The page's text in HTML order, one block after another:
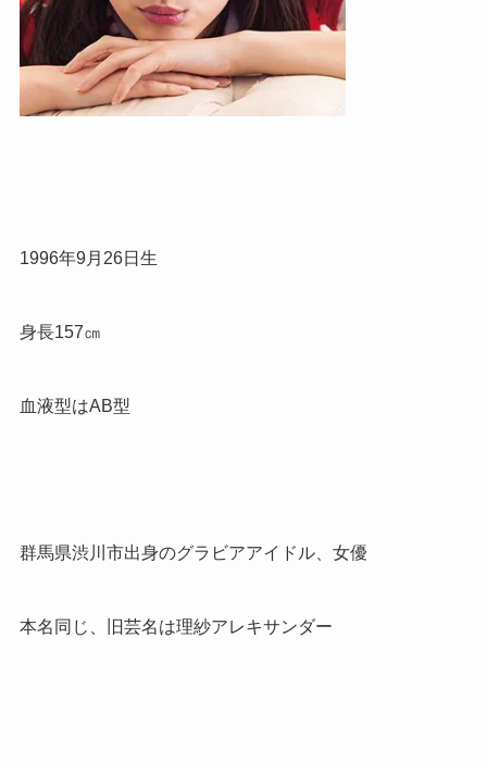
1996年9月 26日生
身長157㎝
血液型はAB型
群馬県渋川市出身のグラビアアイドル、女優
本名同じ、旧芸名は理紗アレキサンダー